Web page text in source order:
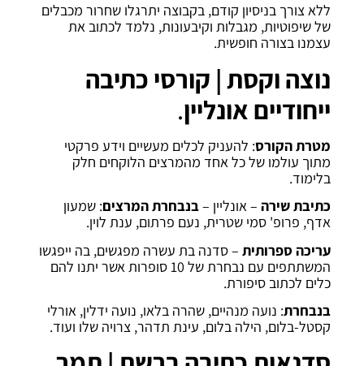
ללא צורך בניסיון קודם, בקבוצה יתרגלו שחרור מכבלים
של שיפוטיות, מגבלות וקיבעונות, נלמד לכתוב את
עצמנו בצורה חופשית.
נוצה וקסת | קורסי כתיבה
ייחודיים אונליין.
מטרת הקורס: להעניק לכלים מעשיים וידע פרקטי
מתוך עולמו של כל אחד מהמרצים הלוקחים חלק
בלימוד.
כתיבת שירה – אונליין –בנבחרת המרצים: שמעון
אדף, פרופ' סמי שטרית, נעם פרתום, ענת לוין.
עריכה ספרותית – סדנה בת עשרה מפגשים, בה ייפגשו
המשתתפים עם נבחרת של 10 סופרות אשר יתנו להם
כלים לכתוב סיפורת.
בנבחרת: נועה מנהיים, שהרה בלאו, נועה ידלין, אורלי
קסטל-בלום, הילה בלום, עינת תדהר, צרויה שלו ועוד.